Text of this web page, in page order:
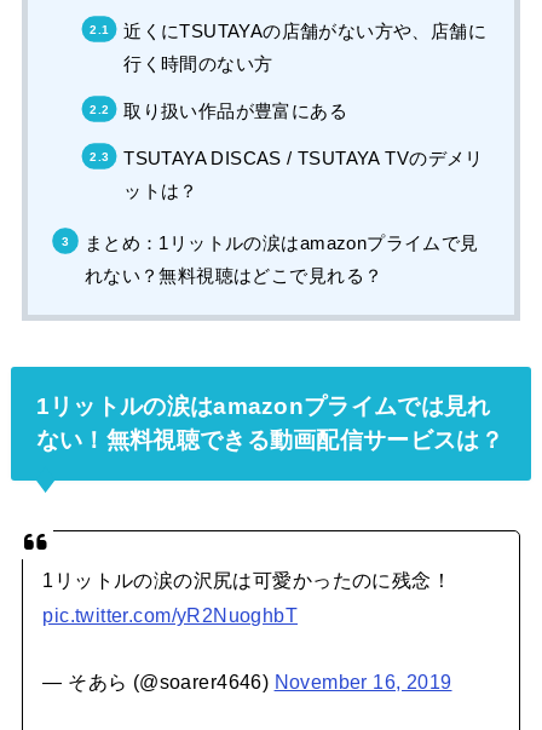
近くにTSUTAYAの店舗がない方や、店舗に
行く時間のない方
取り扱い作品が豊富にある
TSUTAYA DISCAS / TSUTAYA TVのデメリ
ットは？
まとめ：1リットルの涙はamazonプライムで見
れない？無料視聴はどこで見れる？
1リットルの涙はamazonプライムでは見れ
ない！無料視聴できる動画配信サービスは？
1リットルの涙の沢尻は可愛かったのに残念！
pic.twitter.com/yR2NuoghbT
— そあら (@soarer4646) November 16, 2019